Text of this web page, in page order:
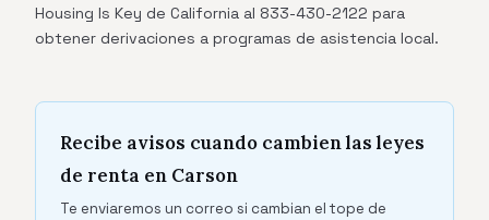
Housing Is Key de California al 833-430-2122 para
obtener derivaciones a programas de asistencia local.
Recibe avisos cuando cambien las leyes
de renta en Carson
Te enviaremos un correo si cambian el tope de